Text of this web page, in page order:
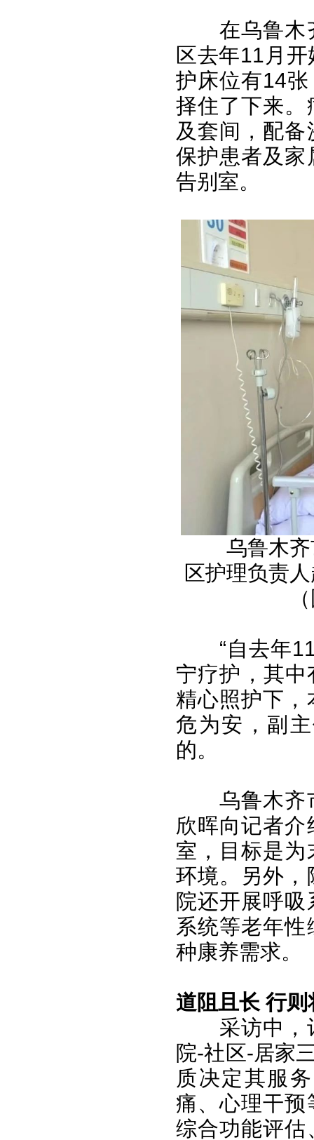
在乌鲁木
区去年11月
护床位有14
择住了下来。
及套间，配
保护患者及家
告别室。
乌鲁木
区护理负责
“自去年
宁疗护，其中
精心照护下，
危为安，副
的。
乌鲁木齐
欣晖向记者
室，目标是
环境。另外，
院还开展呼
系统等老年
种康养需求。
道阻且长 行则
采访中，
院-社区-居家
质决定其服
痛、心理干预
综合功能评估